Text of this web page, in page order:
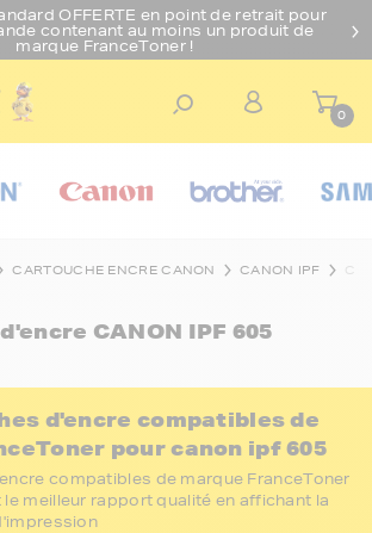
OFFERTE en point de retrait pour
contenant au moins un produit de
marque FranceToner !
0
CARTOUCHE ENCRE CANON CANON IPF
CANON IPF 605
d'encre compatibles de
pour canon ipf 605
compatibles de marque FranceToner
meilleur rapport qualité en affichant la